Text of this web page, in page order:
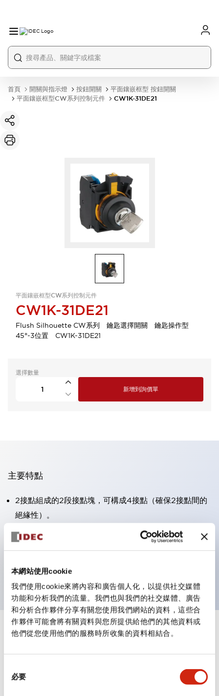
本網站使用cookie
我們使用cookie來將內容和廣告個人化，以提供社交媒體
功能和分析我們的流量。我們也與我們的社交媒體、廣告
和分析合作夥伴分享有關您使用我們網站的資料，這些合
作夥伴可能會將有關資料與您所提供給他們的其他資料或
他們從您使用他們的服務時所收集的資料相結合。
必要
首頁 開關與指示燈 按鈕開關
平面鑲嵌框型 按鈕開關
平面鑲嵌框型CW系列控制元件
CW1K-31DE21
平面鑲嵌框型CW系列控制元件
CW1K-31DE21
Flush Silhouette CW系列 鑰匙選擇開關 鑰匙操作型
45°-3位置 CW1K-31DE21
選擇數量
新增到詢價單
主要特點
2接點組成的2段接點塊，可構成4接點（確保2接點間的
絕緣性）。
面板深度39.9mm（※11段接點塊）、59.9mm（※22段
接點塊）。可實現省空間設計。
防護結構
規格
審美規範
環境規範